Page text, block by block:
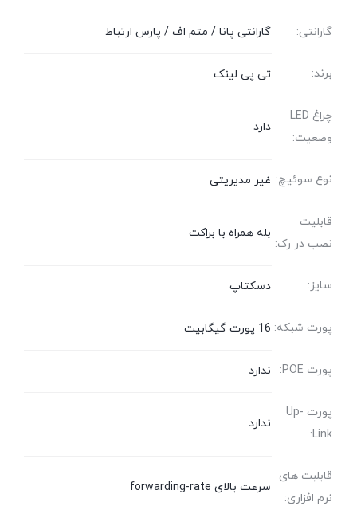
گارانتی: گارانتی پانا / متم اف / پارس ارتباط
برند: تی پی لینک
چراغ LED
وضعیت:
دارد
نوع سوئیچ: غیر مدیریتی
قابلیت
نصب در رک:
بله همراه با براکت
سایز: دسکتاپ
پورت شبکه: 16 پورت گیگابیت
پورت POE: ندارد
پورت Up-
Link:
ندارد
قابلبت های
نرم افزاری:
سرعت بالای forwarding-rate